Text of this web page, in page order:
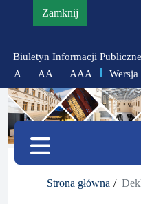
Zamknij
informację
polityce
prywatności
Biuletyn Informacji
A
zmniejsz
czcionkę
AA
zresetuj
AAA
zwiększ
czcionkę
Menu
Strona główna